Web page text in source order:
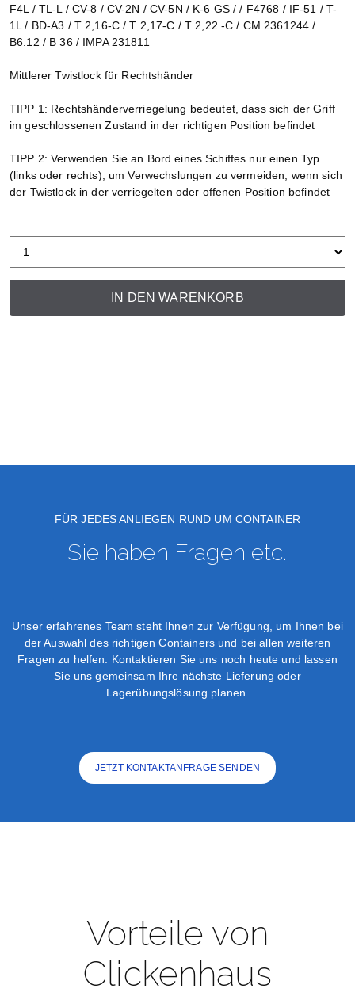
F4L / TL-L / CV-8 / CV-2N / CV-5N / K-6 GS / / F4768 / IF-51 / T-
1L / BD-A3 / T 2,16-C / T 2,17-C / T 2,22 -C / CM 2361244 /
B6.12 / B 36 / IMPA 231811
Mittlerer Twistlock für Rechtshänder
TIPP 1: Rechtshänderverriegelung bedeutet, dass sich der Griff
im geschlossenen Zustand in der richtigen Position befindet
TIPP 2: Verwenden Sie an Bord eines Schiffes nur einen Typ
(links oder rechts), um Verwechslungen zu vermeiden, wenn sich
der Twistlock in der verriegelten oder offenen Position befindet
IN DEN WARENKORB
FÜR JEDES ANLIEGEN RUND UM CONTAINER
Sie haben Fragen etc.
Unser erfahrenes Team steht Ihnen zur Verfügung, um Ihnen bei
der Auswahl des richtigen Containers und bei allen weiteren
Fragen zu helfen. Kontaktieren Sie uns noch heute und lassen
Sie uns gemeinsam Ihre nächste Lieferung oder
Lagerübungslösung planen.
JETZT KONTAKTANFRAGE SENDEN
Vorteile von
Clickenhaus